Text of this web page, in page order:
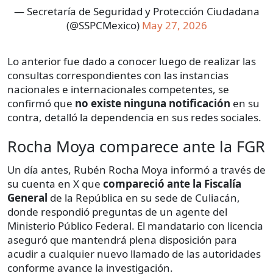
— Secretaría de Seguridad y Protección Ciudadana
(@SSPCMexico) May 27, 2026
Lo anterior fue dado a conocer luego de realizar las
consultas correspondientes con las instancias
nacionales e internacionales competentes, se
confirmó que no existe ninguna notificación en su
contra, detalló la dependencia en sus redes sociales.
Rocha Moya comparece ante la FGR
Un día antes, Rubén Rocha Moya informó a través de
su cuenta en X que compareció ante la Fiscalía
General de la República en su sede de Culiacán,
donde respondió preguntas de un agente del
Ministerio Público Federal. El mandatario con licencia
aseguró que mantendrá plena disposición para
acudir a cualquier nuevo llamado de las autoridades
conforme avance la investigación.